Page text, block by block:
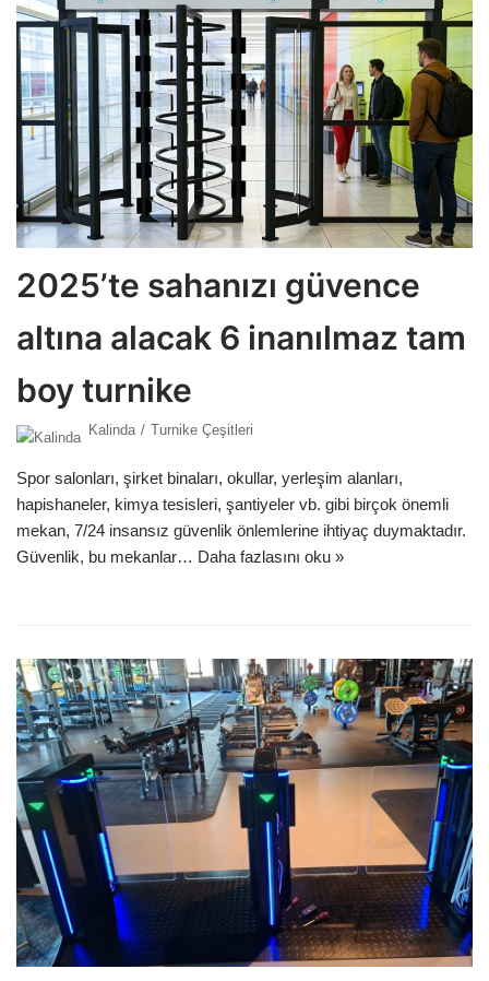
2025’te sahanızı güvence
altına alacak 6 inanılmaz tam
boy turnike
Kalinda Turnike Çeşitleri
Spor salonları, şirket binaları, okullar, yerleşim alanları,
hapishaneler, kimya tesisleri, şantiyeler vb. gibi birçok önemli
mekan, 7/24 insansız güvenlik önlemlerine ihtiyaç duymaktadır.
Güvenlik, bu mekanlar… Daha fazlasını oku »